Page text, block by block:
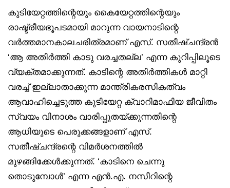
കുടിയേറ്റത്തിന്റെയും കൈയേറ്റത്തിന്റെയും
രാഷ്ട്രീയഭൂപടമായി മാറുന്ന വായനാടിന്റെ
വര്‍ത്തമാനകാലചരിത്രമാണ് എസ്. സതീഷ്ചന്ദ്രന്‍
‘ആ അതിര്‍ത്തി കാടു വരച്ചതല്ല’ എന്ന കുറിപ്പിലൂടെ
വ്യക്തമാക്കുന്നത്. കാടിന്റെ അതിര്‍ത്തികള്‍ മാറ്റി
വരച്ച് ഇല്ലാതാക്കുന്ന മാന്ത്രികരസികത്വം
ആവാഹിച്ചെടുത്ത കുടിയേറ്റ ക്വാറിമാഫിയ ജീവിതം
സ്വയം വിനാശം വാരിപ്പുതയ്ക്കുന്നതിന്റെ
ആധിയുടെ പെരുക്കങ്ങളാണ് എസ്.
സതീഷ്ചന്ദ്രന്റെ വിമര്‍ശനത്തില്‍
മുഴങ്ങിക്കേള്‍ക്കുന്നത്. ‘കാടിനെ ചെന്നു
തൊടുമ്പോള്‍’ എന്ന എന്‍.എ. നസീറിന്റെ